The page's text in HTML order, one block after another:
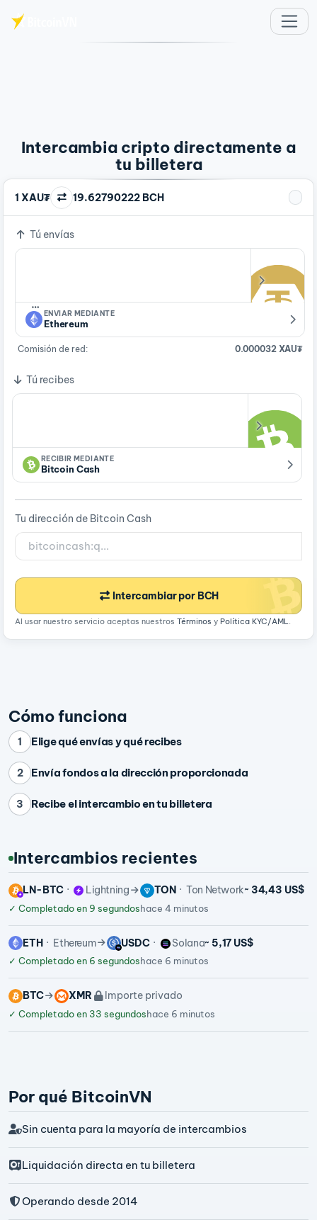
Intercambia cripto directamente a
tu billetera
1 XAU₮ 19.62790222 BCH
Tú envías
…
ENVIAR MEDIANTE
Ethereum
Comisión de red: 0.000032 XAU₮
Tú recibes
RECIBIR MEDIANTE
Bitcoin Cash
Tu dirección de Bitcoin Cash
Intercambiar por BCH
Al usar nuestro servicio aceptas nuestros Términos y Política KYC/AML.
Cómo funciona
1 Elige qué envías y qué recibes
2 Envía fondos a la dirección proporcionada
3 Recibe el intercambio en tu billetera
Intercambios recientes
LN-BTC Lightning TON Ton Network~ 34,43 US$
✓ Completado en 9 segundoshace 4 minutos
ETH Ethereum USDC Solana~ 5,17 US$
✓ Completado en 6 segundoshace 6 minutos
BTC XMR Importe privado
✓ Completado en 33 segundoshace 6 minutos
Por qué BitcoinVN
Sin cuenta para la mayoría de intercambios
Liquidación directa en tu billetera
Operando desde 2014